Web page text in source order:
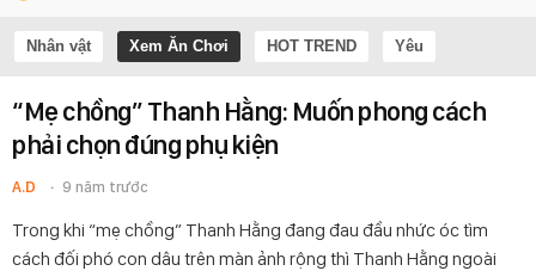
Nhân vật Xem Ăn Chơi HOT TREND Yêu
“Mẹ chồng” Thanh Hằng: Muốn phong cách
phải chọn đúng phụ kiện
A.D 9 năm trước
Trong khi “mẹ chồng” Thanh Hằng đang đau đầu nhức óc tìm
cách đối phó con dâu trên màn ảnh rộng thì Thanh Hằng ngoài